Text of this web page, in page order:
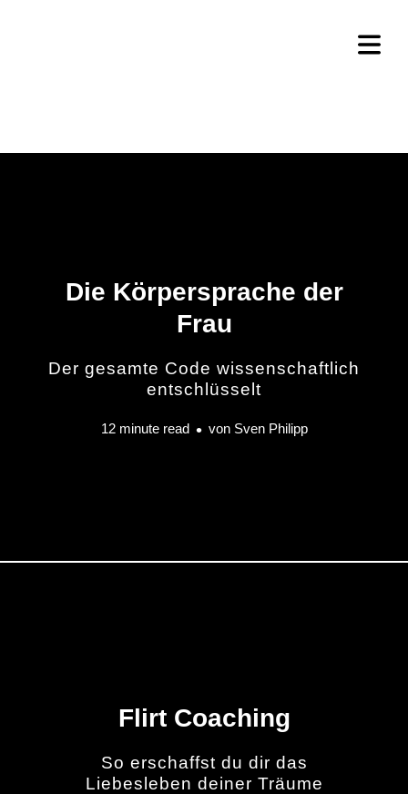
Die Körpersprache der
Frau
Der gesamte Code wissenschaftlich
entschlüsselt
12 minute read von Sven Philipp
Flirt Coaching
So erschaffst du dir das
Liebesleben deiner Träume